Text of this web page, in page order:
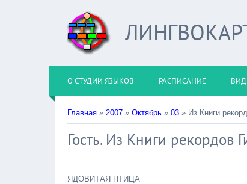
О СТУДИИ ЯЗЫКОВ РАСПИСАНИЕ
Главная » 2007 » Октябрь » 03 » Из Книги
Гость. Из Книги рекордов
ЯДОВИТАЯ ПТИЦА